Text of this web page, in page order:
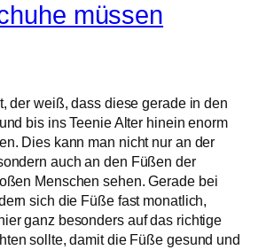
müssen
der weiß, dass diese gerade in den
bis ins Teenie Alter hinein enorm
Dies kann man nicht nur an der
auch an den Füßen der
Menschen sehen. Gerade bei
sich die Füße fast monatlich,
ganz besonders auf das richtige
sollte, damit die Füße gesund und